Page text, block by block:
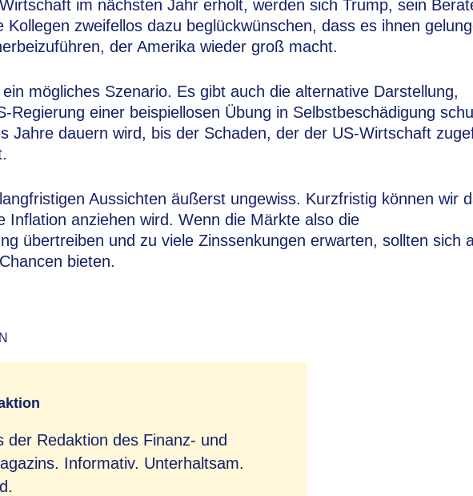
im nächsten Jahr erholt, werden sich Trump, sein
Kollegen zweifellos dazu beglückwünschen, dass es ihnen
der Amerika wieder groß macht.
mögliches Szenario. Es gibt auch die alternative Darstellung,
Regierung einer beispiellosen Übung in Selbstbeschädigung
Jahre dauern wird, bis der Schaden, der der US-Wirtschaft
Aussichten äußerst ungewiss. Kurzfristig können wir
Inflation anziehen wird. Wenn die Märkte also die
übertreiben und zu viele Zinssenkungen erwarten, sollten sich
bieten.
der Redaktion des Finanz- und
Informativ. Unterhaltsam.